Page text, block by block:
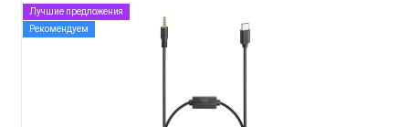
Лучшие предложения
Рекомендуем